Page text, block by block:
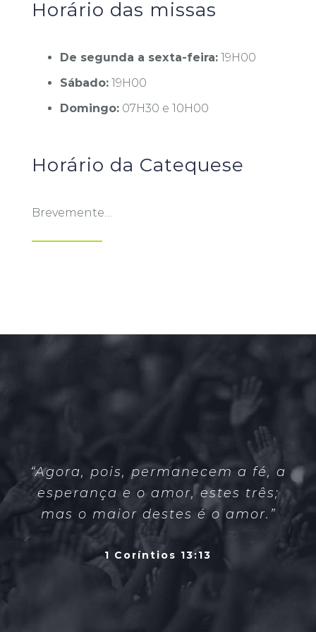
Horário das missas
De segunda a sexta-feira:19H00
Sábado:19H00
Domingo:07H30 e 10H00
Horário da Catequese
Brevemente…
“Agora, pois, permanecem a fé, a
esperança e o amor, estes três;
mas o maior destes é o amor.”
1 Coríntios 13:13